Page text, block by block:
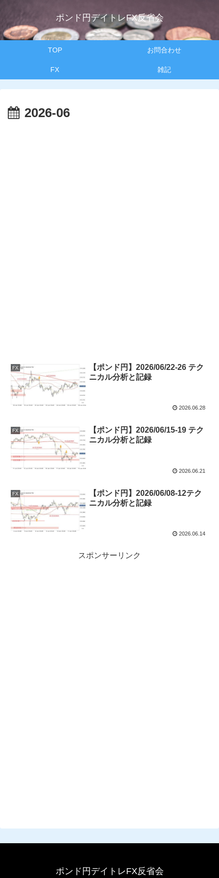
ポンド円デイトレFX反省会
TOP お問合わせ
FX 雑記
2026-06
FX
【ポンド円】2026/06/22-26 テク
ニカル分析と記録
2026.06.28
FX
【ポンド円】2026/06/15-19 テク
ニカル分析と記録
2026.06.21
FX
【ポンド円】2026/06/08-12テク
ニカル分析と記録
2026.06.14
スポンサーリンク
ポンド円デイトレFX反省会